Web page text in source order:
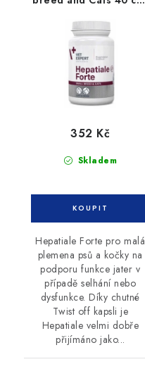
Skladem
352 Kč
Hepatiale Forte pro malá
plemena psů a kočky na
podporu funkce jater v
případě selhání nebo
dysfunkce. Díky chutné
Twist off kapsli je
Hepatiale velmi dobře
přijímáno jako...